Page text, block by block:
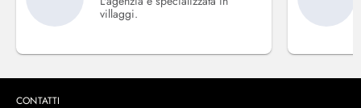
villaggi.
CONTATTI